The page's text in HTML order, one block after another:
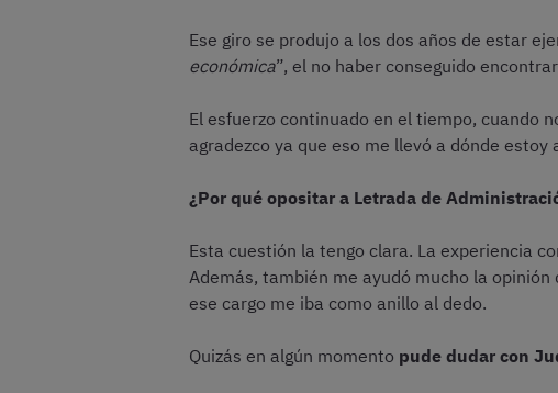
Ese giro se produjo a los dos años de estar
económica”, el no haber conseguido
El esfuerzo continuado en el tiempo, cuando
agradezco ya que eso me llevó a dónde estoy
¿Por qué opositar a Letrada de
Esta cuestión la tengo clara. La experiencia
Además, también me ayudó mucho la
ese cargo me iba como anillo al dedo.
Quizás en algún momento pude dudar con